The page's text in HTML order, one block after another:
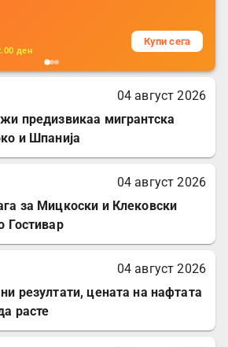
ден
Купи сега
04 август 2026
предизвикаа мигрантска
и Шпанија
04 август 2026
за Мицкоски и Клековски
Гостивар
04 август 2026
резултати, цената на нафтата
расте